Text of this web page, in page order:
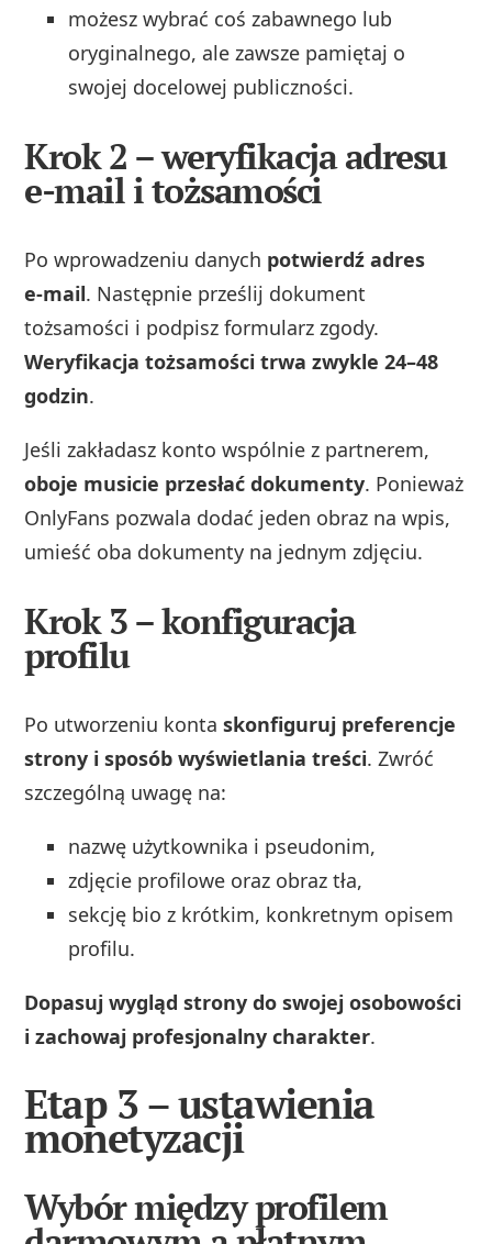
możesz wybrać coś zabawnego lub
oryginalnego, ale zawsze pamiętaj o
swojej docelowej publiczności.
Krok 2 – weryfikacja adresu
e-mail i tożsamości
Po wprowadzeniu danych potwierdź adres
e‑mail. Następnie prześlij dokument
tożsamości i podpisz formularz zgody.
Weryfikacja tożsamości trwa zwykle 24–48
godzin.
Jeśli zakładasz konto wspólnie z partnerem,
oboje musicie przesłać dokumenty. Ponieważ
OnlyFans pozwala dodać jeden obraz na wpis,
umieść oba dokumenty na jednym zdjęciu.
Krok 3 – konfiguracja
profilu
Po utworzeniu kontaskonfiguruj preferencje
strony i sposób wyświetlania treści. Zwróć
szczególną uwagę na:
nazwę użytkownika i pseudonim,
zdjęcie profilowe oraz obraz tła,
sekcję bio z krótkim, konkretnym opisem
profilu.
Dopasuj wygląd strony do swojej osobowości
i zachowaj profesjonalny charakter.
Etap 3 – ustawienia
monetyzacji
Wybór między profilem